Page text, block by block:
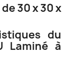
30 x 30 x
du
Laminé à